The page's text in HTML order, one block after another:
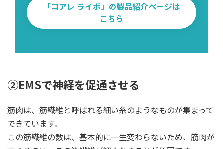
「コアレ ライボ」の製品紹介ページは
こちら
②EMSで神経を促通させる
筋肉は、筋繊維と呼ばれる細い糸のようなものが集まって
できています。
この筋繊維の数は、基本的に一生変わらないため、筋肉が